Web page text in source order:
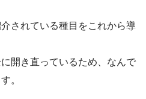
されている種目をこれから導
開き直っているため、なんで
。